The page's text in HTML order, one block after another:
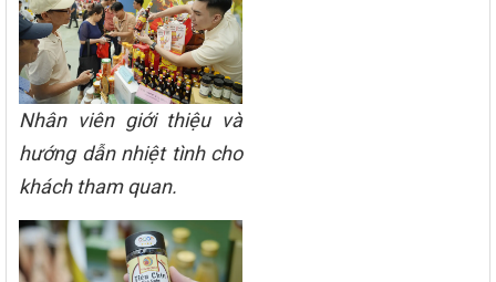
Nhân viên giới thiệu và
hướng dẫn nhiệt tình cho
khách tham quan.